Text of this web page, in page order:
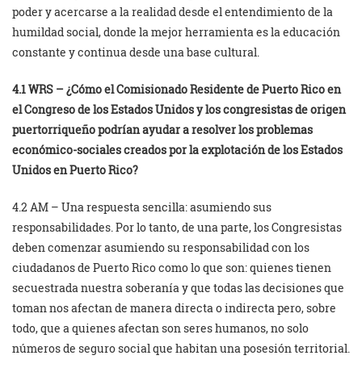
poder y acercarse a la realidad desde el entendimiento de la
humildad social, donde la mejor herramienta es la educación
constante y continua desde una base cultural.
4.1 WRS – ¿Cómo el Comisionado Residente de Puerto Rico en
el Congreso de los Estados Unidos y los congresistas de origen
puertorriqueño podrían ayudar a resolver los problemas
económico-sociales creados por la explotación de los Estados
Unidos en Puerto Rico?
4.2 AM – Una respuesta sencilla: asumiendo sus
responsabilidades. Por lo tanto, de una parte, los Congresistas
deben comenzar asumiendo su responsabilidad con los
ciudadanos de Puerto Rico como lo que son: quienes tienen
secuestrada nuestra soberanía y que todas las decisiones que
toman nos afectan de manera directa o indirecta pero, sobre
todo, que a quienes afectan son seres humanos, no solo
números de seguro social que habitan una posesión territorial.